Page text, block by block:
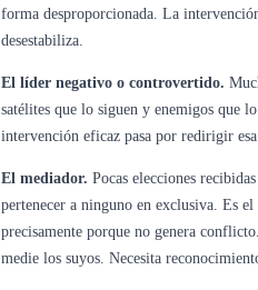
forma desproporcionada. La
desestabiliza.
El líder negativo o controvertido.
satélites que lo siguen y enemigos que
intervención eficaz pasa por redirigir
El mediador. Pocas elecciones
pertenecer a ninguno en exclusiva. Es
precisamente porque no genera
medie los suyos. Necesita